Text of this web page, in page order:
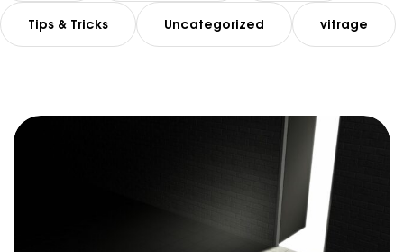
Tips & Tricks Uncategorized vitrage